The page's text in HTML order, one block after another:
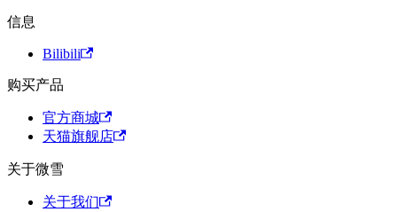
信息
Bilibili
购买产品
官方商城
天猫旗舰店
关于微雪
关于我们